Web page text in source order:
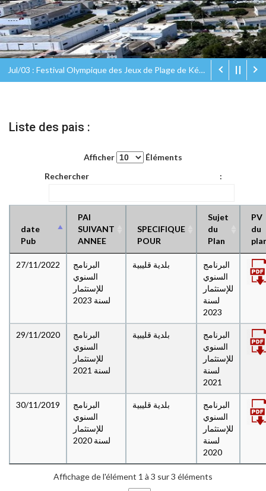
Jul/03 : Festival Olympique des Jeux de Plage de Kélibia Olympic Eco Beach Games
Liste des pais :
Afficher
Éléments
Rechercher :
date
Pub
PAI
SUIVANT
ANNEE
SPECIFIQUE
POUR
Sujet
du
Plan
PV
du
27/11/2022
البرنامج
السنوي
للإستثمار
لسنة 2023
بلدية قليبية
البرنامج
السنوي
للإستثمار
لسنة
2023
29/11/2020
البرنامج
السنوي
للإستثمار
لسنة 2021
بلدية قليبية
البرنامج
السنوي
للإستثمار
لسنة
2021
30/11/2019
البرنامج
السنوي
للإستثمار
لسنة 2020
بلدية قليبية
البرنامج
السنوي
للإستثمار
لسنة
2020
Affichage de l'élément 1 à 3 sur 3 éléments